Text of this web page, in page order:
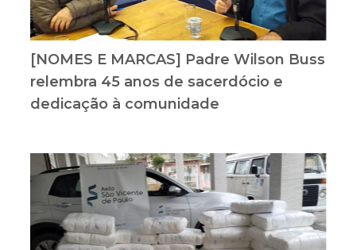
[NOMES E MARCAS] Padre Wilson Buss
relembra 45 anos de sacerdócio e
dedicação à comunidade